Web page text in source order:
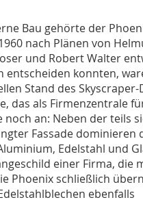
Bau gehörte der
nach Plänen von
und Robert Walter
konnten,
Stand des Skyscraper-
das als Firmenzentrale
an: Neben der teils
Fassade dominieren
Edelstahl und
einer Firma, die
Phoenix schließlich
ebenfalls